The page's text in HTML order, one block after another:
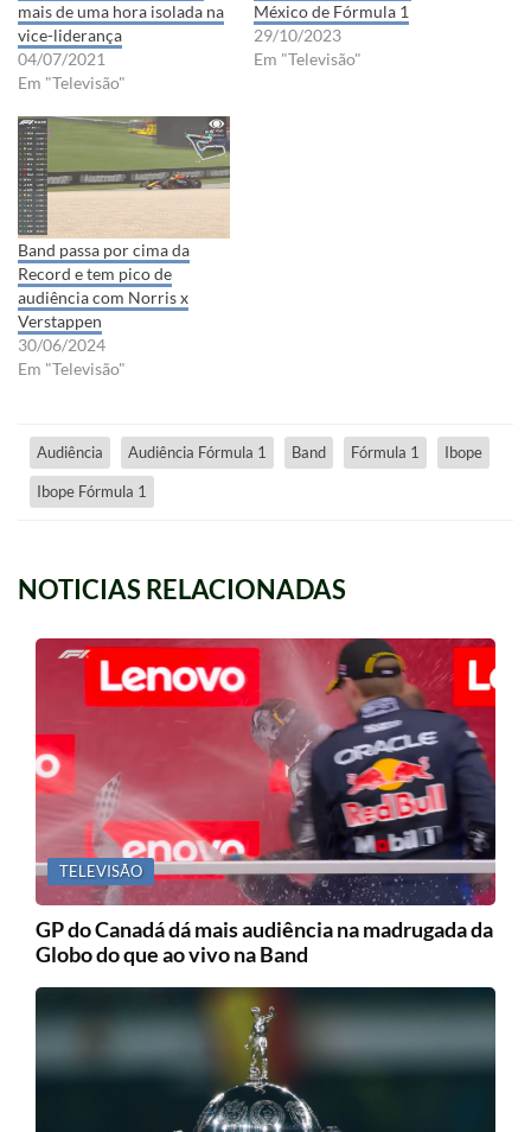
mais de uma hora isolada na
vice-liderança
04/07/2021
Em "Televisão"
México de Fórmula 1
29/10/2023
Em "Televisão"
Band passa por cima da
Record e tem pico de
audiência com Norris x
Verstappen
30/06/2024
Em "Televisão"
Audiência Audiência Fórmula 1 Band Fórmula 1 Ibope
Ibope Fórmula 1
NOTICIAS RELACIONADAS
TELEVISÃO
GP do Canadá dá mais audiência na madrugada da
Globo do que ao vivo na Band